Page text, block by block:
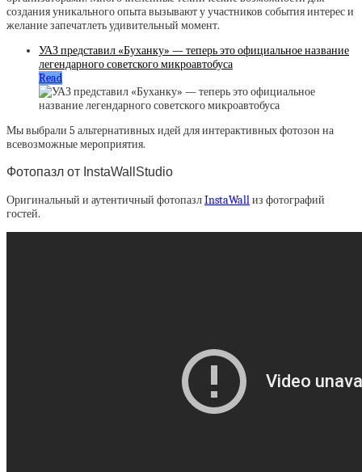
создания уникального опыта вызывают у участников события интерес и
желание запечатлеть удивительный момент.
УАЗ представил «Буханку» — теперь это официальное название
легендарного советского микроавтобуса
Read
Мы выбрали 5 альтернативных идей для интерактивных фотозон на
всевозможные мероприятия.
Фотопазл от InstaWallStudio
Оригинальный и аутентичный фотопазлInstaWallиз фотографий
гостей.